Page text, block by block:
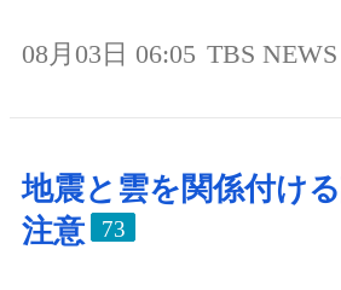
08月03日 06:05 TBS
地震と雲を関係付け
注意
73